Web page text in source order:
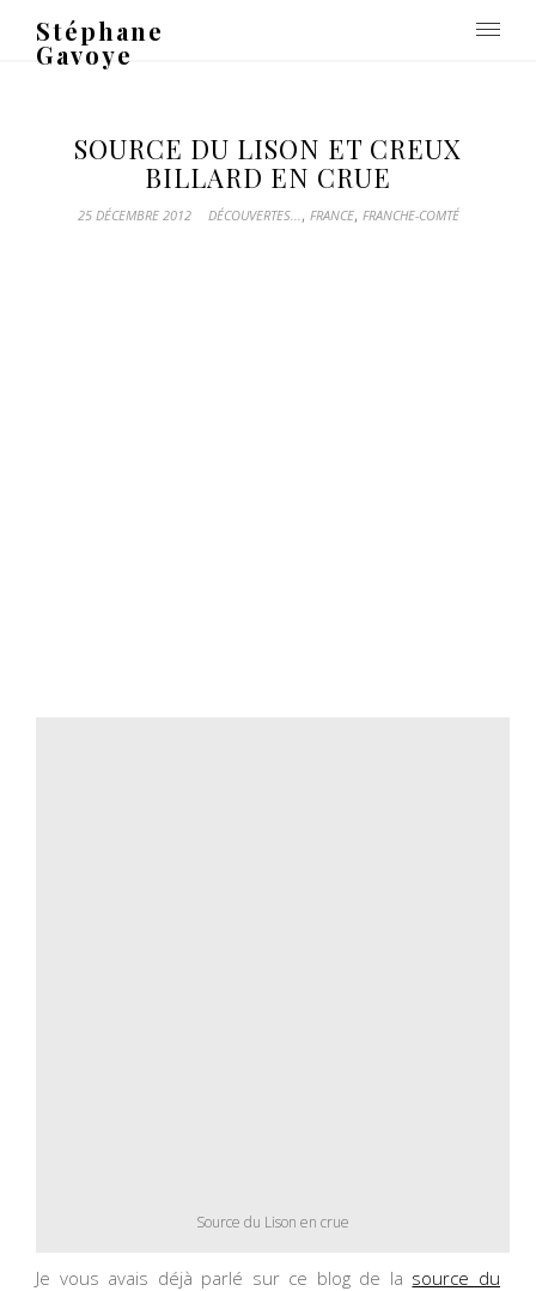
Stéphane
Gavoye
SOURCE DU LISON ET CREUX
BILLARD EN CRUE
25 DÉCEMBRE 2012 DÉCOUVERTES..., FRANCE, FRANCHE-COMTÉ
Source du Lison en crue
Je vous avais déjà parlé sur ce blog de la source du